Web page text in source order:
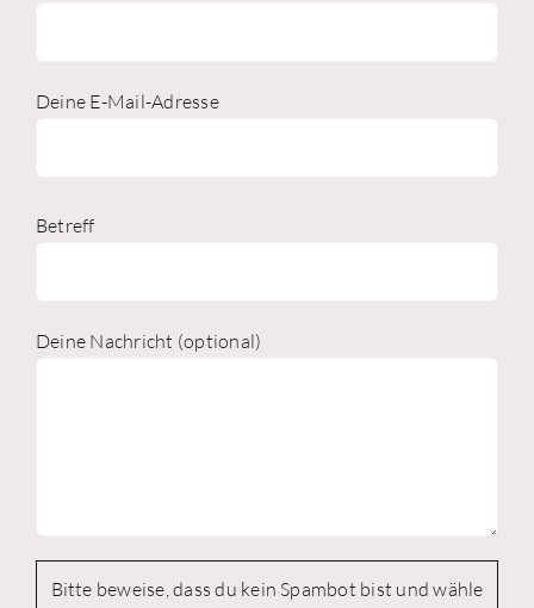
Deine E-Mail-Adresse
Betreff
Deine Nachricht (optional)
Bitte beweise, dass du kein Spambot bist und wähle